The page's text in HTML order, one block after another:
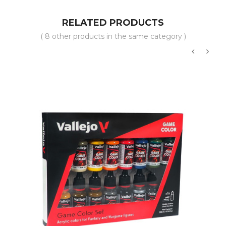
RELATED PRODUCTS
( 8 other products in the same category )